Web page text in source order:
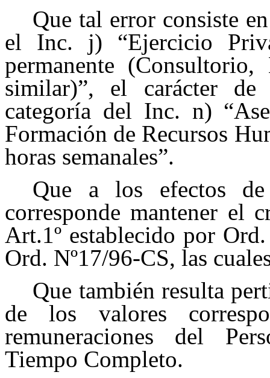
Que tal error consiste
el Inc. j) “Ejercicio
permanente
similar)”, el carácter
categoría del Inc. n)
Formación de Recursos
horas semanales”.
Que a los efectos de
corresponde mantener el
Art.1º establecido por
Ord. Nº17/96-CS, las
Que también resulta
de los valores
remuneraciones del
Tiempo Completo.